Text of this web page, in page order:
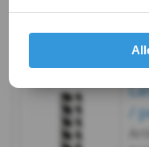
32
Zeilbinder
/